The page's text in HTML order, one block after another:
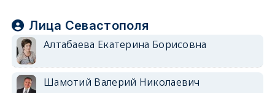
Лица Севастополя
Алтабаева Екатерина Борисовна
Шамотий Валерий Николаевич